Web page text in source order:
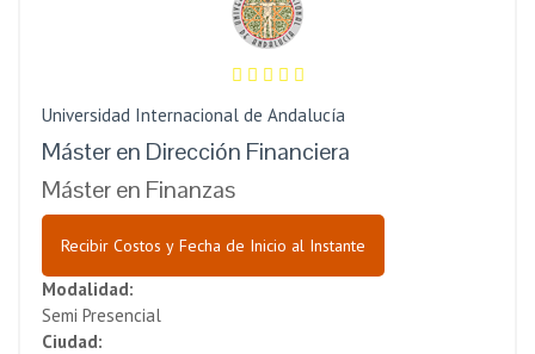
Universidad Internacional de Andalucía
Máster en Dirección Financiera
Máster en Finanzas
Recibir Costos y Fecha de Inicio al Instante
Modalidad:
Semi Presencial
Ciudad: